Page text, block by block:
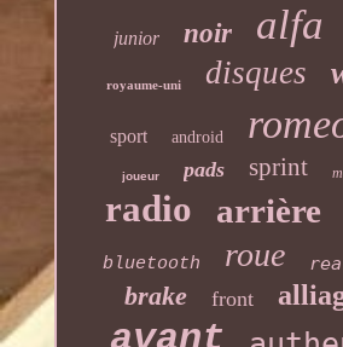
junior noir alfa
royaume-uni disques
sport android
joueur pads sprint
radio arrière
bluetooth roue
brake front